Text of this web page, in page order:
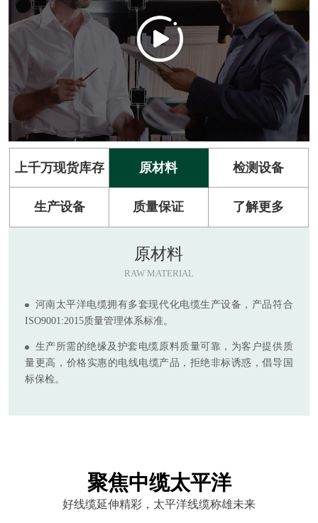
上千万现货库存 原材料 检测设备
生产设备 质量保证 了解更多
原材料
RAW MATERIAL
河南太平洋电缆拥有多套现代化电缆生产设备，产品符合
ISO9001:2015质量管理体系标准。
生产所需的绝缘及护套电缆原料质量可靠，为客户提供质
量更高，价格实惠的电线电缆产品，拒绝非标诱惑，倡导国
标保检。
聚焦中缆太平洋
好线缆延伸精彩，太平洋线缆称雄未来